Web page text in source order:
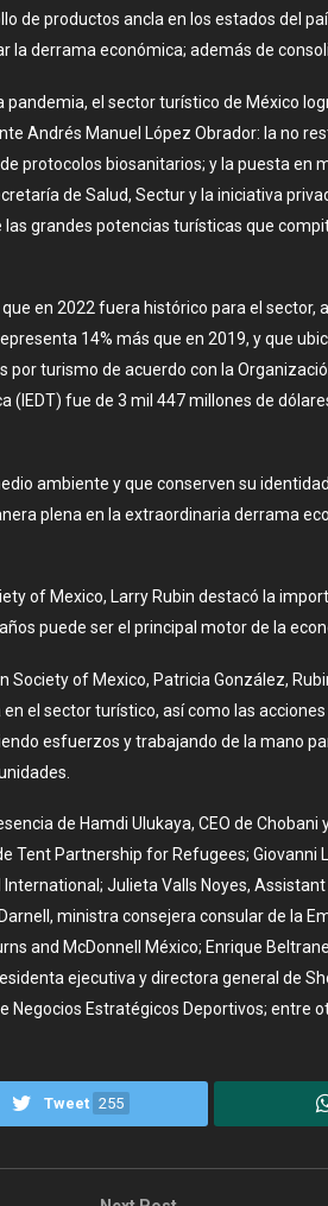
de productos ancla en los estados del
la derrama económica; además de
pandemia, el sector turístico de México
Andrés Manuel López Obrador: la no
protocolos biosanitarios; y la puesta en
de Salud, Sectur y la iniciativa
grandes potencias turísticas que
en 2022 fuera histórico para el sector,
14% más que en 2019, y que
por turismo de acuerdo con la
(IEDT) fue de 3 mil 447 millones de
ambiente y que conserven su
plena en la extraordinaria derrama
of Mexico, Larry Rubin destacó la
puede ser el principal motor de la
of Mexico, Patricia González,
el sector turístico, así como las
esfuerzos y trabajando de la mano
de Hamdi Ulukaya, CEO de Chobani
Tent Partnership for Refugees; Giovanni
Julieta Valls Noyes,
ministra consejera consular de la
and McDonnell México; Enrique
ejecutiva y directora general de
Negocios Estratégicos Deportivos; entre
Tweet 255